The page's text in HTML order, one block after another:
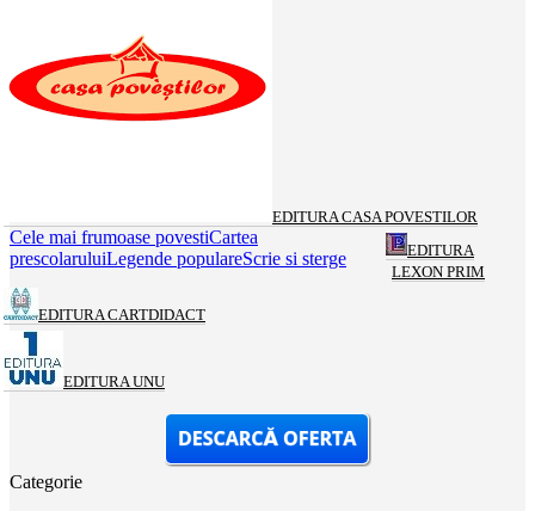
EDITURA CASA POVESTILOR
Cele mai frumoase povestiCartea
prescolaruluiLegende populareScrie si sterge
EDITURA
LEXON PRIM
EDITURA CARTDIDACT
EDITURA UNU
Categorie